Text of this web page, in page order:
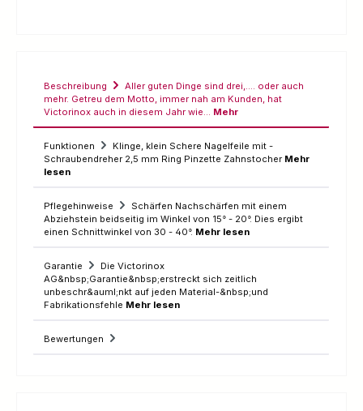
Beschreibung
Aller guten Dinge sind drei,…. oder auch
mehr. Getreu dem Motto, immer nah am Kunden, hat
Victorinox auch in diesem Jahr wie… Mehr
Funktionen
Klinge, klein Schere Nagelfeile mit -
Schraubendreher 2,5 mm Ring Pinzette Zahnstocher Mehr
lesen
Pflegehinweise
Schärfen Nachschärfen mit einem
Abziehstein beidseitig im Winkel von 15° - 20°. Dies ergibt
einen Schnittwinkel von 30 - 40°. Mehr lesen
Garantie
Die Victorinox
AG&nbsp;Garantie&nbsp;erstreckt sich zeitlich
unbeschr&auml;nkt auf jeden Material-&nbsp;und
Fabrikationsfehle Mehr lesen
Bewertungen